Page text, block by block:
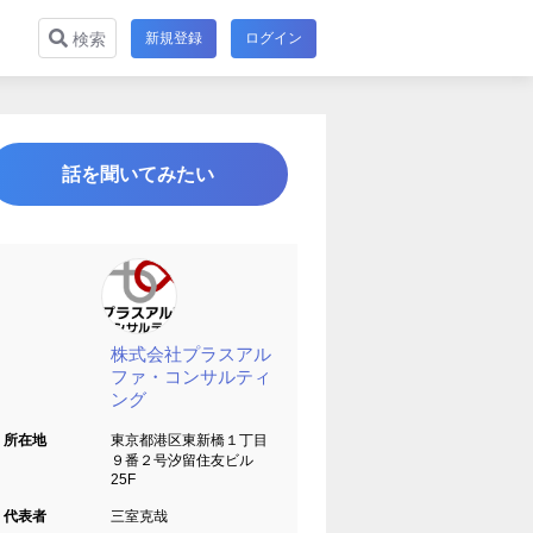
検索 新規登録 ログイン
話を聞いてみたい
株式会社プラスアル
ファ・コンサルティ
ング
所在地
東京都港区東新橋１丁目
９番２号汐留住友ビル
25F
代表者 三室克哉